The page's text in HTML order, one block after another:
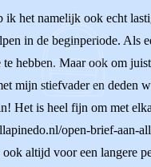
het namelijk ook echt
in de beginperiode. Als
hebben. Maar ook om
mijn stiefvader en deden
Het is heel fijn om met
open-brief-aan-
altijd voor een langere